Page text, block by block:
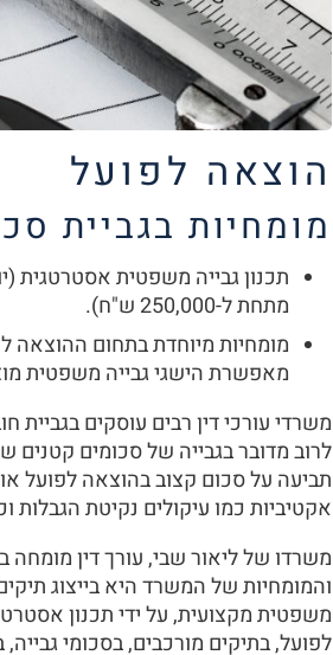
הוצאה לפועל
מומחיות בגביית
תכנון גבייה משפטית אסטרטגית
מתחת ל-250,000 ש"ח).
מומחיות מיוחדת בתחום ההוצאה
מאפשרת הישגי גבייה משפטית
משרדי עורכי דין רבים עוסקים
לרוב מדובר בגבייה של סכומים
תביעה על סכום קצוב בהוצאה לפועל
אקטיביות כמו עיקולים נקיטת הגבלות
משרדו של ליאור שבי, עורך דין מומחה
והמומחיות של המשרד היא בייצוג
משפטית מקצועית, על ידי תכנון